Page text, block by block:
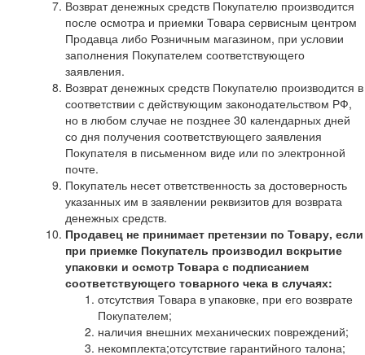
Возврат денежных средств Покупателю производится
после осмотра и приемки Товара сервисным центром
Продавца либо Розничным магазином, при условии
заполнения Покупателем соответствующего
заявления.
Возврат денежных средств Покупателю производится в
соответствии с действующим законодательством РФ,
но в любом случае не позднее 30 календарных дней
со дня получения соответствующего заявления
Покупателя в письменном виде или по электронной
почте.
Покупатель несет ответственность за достоверность
указанных им в заявлении реквизитов для возврата
денежных средств.
Продавец не принимает претензии по Товару, если
при приемке Покупатель производил вскрытие
упаковки и осмотр Товара с подписанием
соответствующего товарного чека в случаях:
отсутствия Товара в упаковке, при его возврате
Покупателем;
наличия внешних механических повреждений;
некомплекта;отсутствие гарантийного талона;